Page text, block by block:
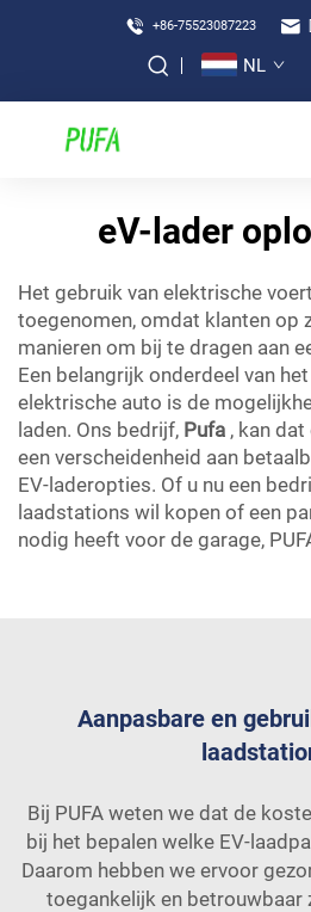
+86-75523087223
NL
eV-lader
Het gebruik van elektrische
toegenomen, omdat klanten op
manieren om bij te dragen aan
Een belangrijk onderdeel van
elektrische auto is de
laden. Ons bedrijf, Pufa , kan
een verscheidenheid aan
EV-laderopties. Of u nu een
laadstations wil kopen of een
nodig heeft voor de garage,
Aanpasbare en
Bij PUFA weten we dat de
bij het bepalen welke EV-
Daarom hebben we ervoor
toegankelijk en betrouwbaar